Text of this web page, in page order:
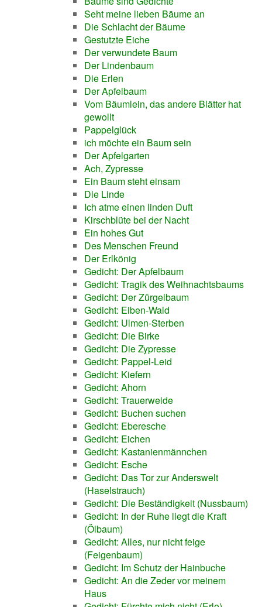
Seht meine lieben Bäume an
Die Schlacht der Bäume
Gestutzte Eiche
Der verwundete Baum
Der Lindenbaum
Die Erlen
Der Apfelbaum
Vom Bäumlein, das andere Blätter hat
gewollt
Pappelglück
ich möchte ein Baum sein
Der Apfelgarten
Ach, Zypresse
Ein Baum steht einsam
Die Linde
Ich atme einen linden Duft
Kirschblüte bei der Nacht
Ein hohes Gut
Des Menschen Freund
Der Erlkönig
Gedicht: Der Apfelbaum
Gedicht: Tragik des Weihnachtsbaums
Gedicht: Der Zürgelbaum
Gedicht: Eiben-Wald
Gedicht: Ulmen-Sterben
Gedicht: Die Birke
Gedicht: Die Zypresse
Gedicht: Pappel-Leid
Gedicht: Kiefern
Gedicht: Ahorn
Gedicht: Trauerweide
Gedicht: Buchen suchen
Gedicht: Eberesche
Gedicht: Eichen
Gedicht: Kastanienmännchen
Gedicht: Esche
Gedicht: Das Tor zur Anderswelt
(Haselstrauch)
Gedicht: Die Beständigkeit (Nussbaum)
Gedicht: In der Ruhe liegt die Kraft
(Ölbaum)
Gedicht: Alles, nur nicht feige
(Feigenbaum)
Gedicht: Im Schutz der Hainbuche
Gedicht: An die Zeder vor meinem
Haus